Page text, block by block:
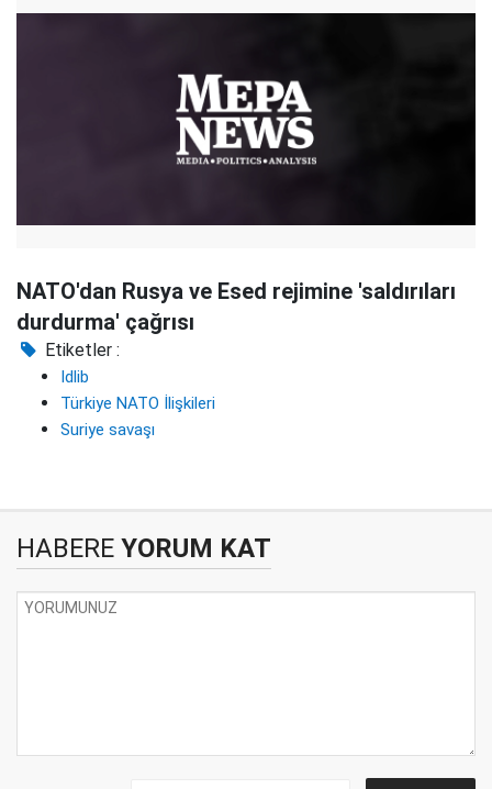
NATO'dan Rusya ve Esed rejimine 'saldırıları
durdurma' çağrısı
Etiketler :
Idlib
Türkiye NATO İlişkileri
Suriye savaşı
HABERE YORUM KAT